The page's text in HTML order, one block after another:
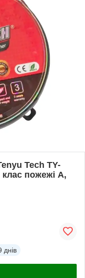
Tech TY-
клас пожежі А,
днів